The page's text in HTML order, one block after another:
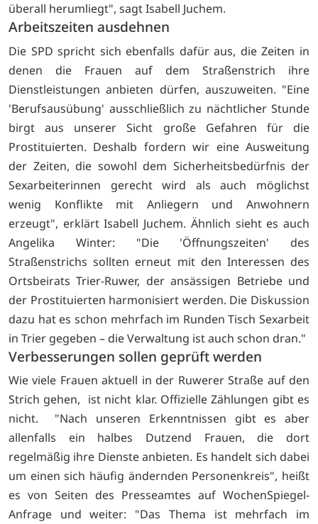
überall herumliegt", sagt Isabell Juchem.
Arbeitszeiten ausdehnen
Die SPD spricht sich ebenfalls dafür aus, die Zeiten in
denen die Frauen auf dem Straßenstrich ihre
Dienstleistungen anbieten dürfen, auszuweiten. "Eine
'Berufsausübung' ausschließlich zu nächtlicher Stunde
birgt aus unserer Sicht große Gefahren für die
Prostituierten. Deshalb fordern wir eine Ausweitung
der Zeiten, die sowohl dem Sicherheitsbedürfnis der
Sexarbeiterinnen gerecht wird als auch möglichst
wenig Konflikte mit Anliegern und Anwohnern
erzeugt", erklärt Isabell Juchem. Ähnlich sieht es auch
Angelika Winter: "Die 'Öffnungszeiten' des
Straßenstrichs sollten erneut mit den Interessen des
Ortsbeirats Trier-Ruwer, der ansässigen Betriebe und
der Prostituierten harmonisiert werden. Die Diskussion
dazu hat es schon mehrfach im Runden Tisch Sexarbeit
in Trier gegeben – die Verwaltung ist auch schon dran."
Verbesserungen sollen geprüft werden
Wie viele Frauen aktuell in der Ruwerer Straße auf den
Strich gehen, ist nicht klar. Offizielle Zählungen gibt es
nicht. "Nach unseren Erkenntnissen gibt es aber
allenfalls ein halbes Dutzend Frauen, die dort
regelmäßig ihre Dienste anbieten. Es handelt sich dabei
um einen sich häufig ändernden Personenkreis", heißt
es von Seiten des Presseamtes auf WochenSpiegel-
Anfrage und weiter: "Das Thema ist mehrfach im